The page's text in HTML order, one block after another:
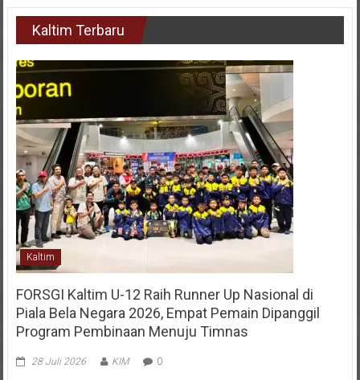
Kaltim Terbaru
Kaltim
FORSGI Kaltim U-12 Raih Runner Up Nasional di
Piala Bela Negara 2026, Empat Pemain Dipanggil
Program Pembinaan Menuju Timnas